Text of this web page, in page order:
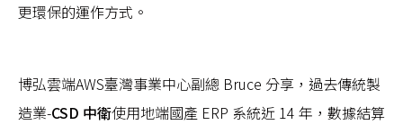
更環保的運作方式。
博弘雲端AWS臺灣事業中心副總 Bruce 分享，過去傳統製
造業-CSD 中衛使用地端國產 ERP 系統近 14 年，數據結算